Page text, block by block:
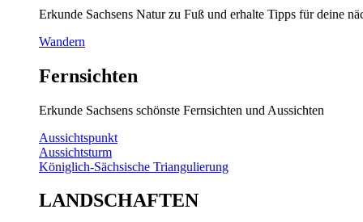
Erkunde Sachsens Natur zu Fuß und erhalte Tipps für deine
Wandern
Fernsichten
Erkunde Sachsens schönste Fernsichten und Aussichten
Aussichtspunkt
Aussichtsturm
Königlich-Sächsische Triangulierung
LANDSCHAFTEN